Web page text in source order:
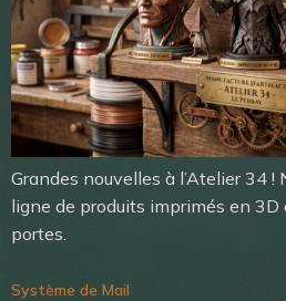
Grandes nouvelles à l’Atelier 34
ligne de produits imprimés en
portes.
Système de Mail